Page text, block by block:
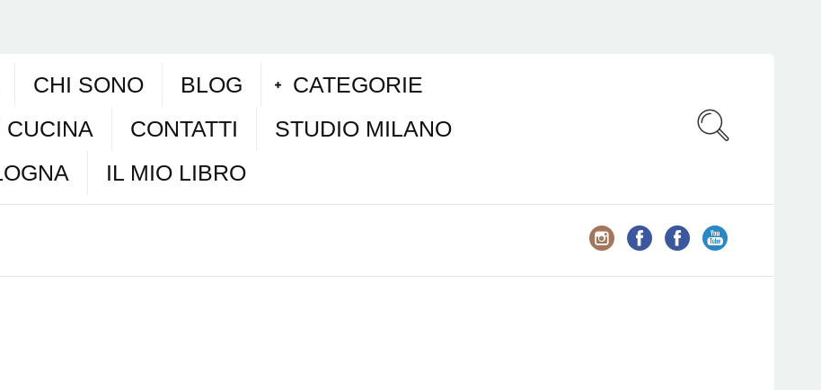
CHI SONO BLOG
CATEGORIE
CUCINA
CONTATTI
STUDIO MILANO
IL MIO LIBRO